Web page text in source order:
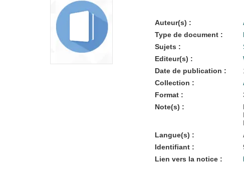
Auteur(s) :
Type de document :
Sujets :
Editeur(s) :
Date de publication :
Collection :
Format :
Note(s) :
Langue(s) :
Identifiant :
Lien vers la notice :